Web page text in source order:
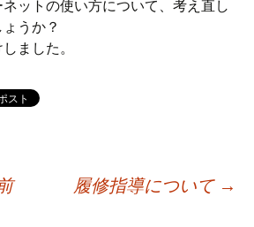
ットの使い方について、考え直し
うか？
ました。
履修指導について →